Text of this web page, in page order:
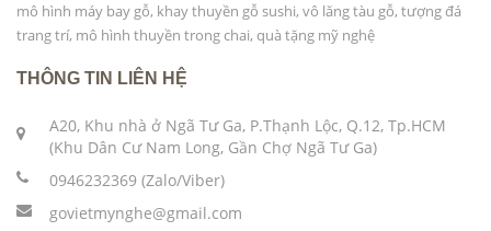
mô hình máy bay gỗ, khay thuyền gỗ sushi, vô lăng tàu gỗ, tượng đá
trang trí, mô hình thuyền trong chai, quà tặng mỹ nghệ
THÔNG TIN LIÊN HỆ
A20, Khu nhà ở Ngã Tư Ga, P.Thạnh Lộc, Q.12, Tp.HCM
(Khu Dân Cư Nam Long, Gần Chợ Ngã Tư Ga)
0946232369 (Zalo/Viber)
govietmynghe@gmail.com